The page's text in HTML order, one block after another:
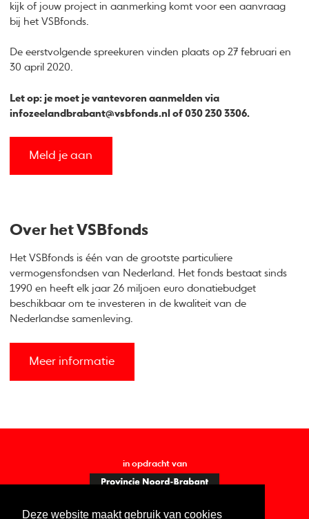
Deze website maakt gebruik van cookies
kijk of jouw project in aanmerking komt voor een aanvraag
bij het VSBfonds.
De eerstvolgende spreekuren vinden plaats op 27 februari en
30 april 2020.
Let op: je moet je vantevoren aanmelden via
infozeelandbrabant@vsbfonds.nl of 030 230 3306.
Meld je aan
Over het VSBfonds
Het VSBfonds is één van de grootste particuliere
vermogensfondsen van Nederland. Het fonds bestaat sinds
1990 en heeft elk jaar 26 miljoen euro donatiebudget
beschikbaar om te investeren in de kwaliteit van de
Nederlandse samenleving.
Meer informatie
in opdracht van